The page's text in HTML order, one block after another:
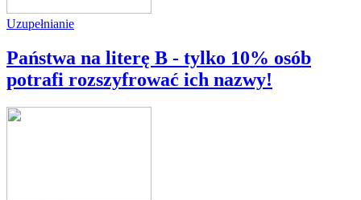
Uzupełnianie
Państwa na literę B - tylko 10% osób
potrafi rozszyfrować ich nazwy!